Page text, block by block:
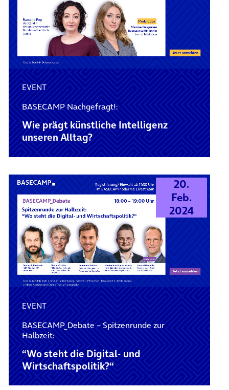
EVENT
BASECAMP Nachgefragt!:
Wie prägt künstliche Intelligenz
unseren Alltag?
20.
Feb.
2024
EVENT
BASECAMP_Debate – Spitzenrunde zur
Halbzeit:
“Wo steht die Digital- und
Wirtschaftspolitik?“